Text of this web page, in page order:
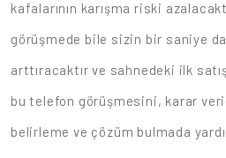
kafalarının karışma riski
görüşmede bile sizin bir saniye
arttıracaktır ve sahnedeki ilk
bu telefon görüşmesini, karar
belirleme ve çözüm bulmada